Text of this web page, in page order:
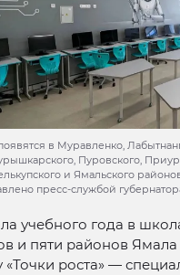
в Муравленко,
Пуровского,
и Ямальского
пресс-службой
учебного года в
и пяти районов Ямала
«Точки роста» —